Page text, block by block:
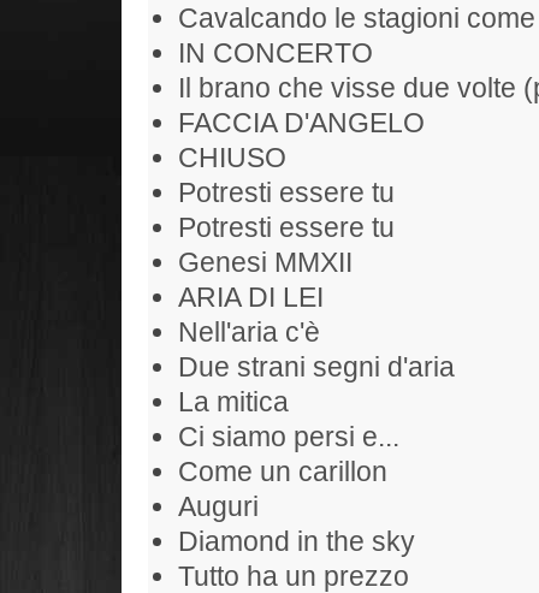
Cavalcando le stagioni
IN CONCERTO
Il brano che visse due volte
FACCIA D'ANGELO
CHIUSO
Potresti essere tu
Potresti essere tu
Genesi MMXII
ARIA DI LEI
Nell'aria c'è
Due strani segni d'aria
La mitica
Ci siamo persi e...
Come un carillon
Auguri
Diamond in the sky
Tutto ha un prezzo